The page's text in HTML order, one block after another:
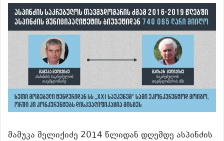
მამუკა მელიქიძე 2014 წლიდან დღემდე ასპინძის